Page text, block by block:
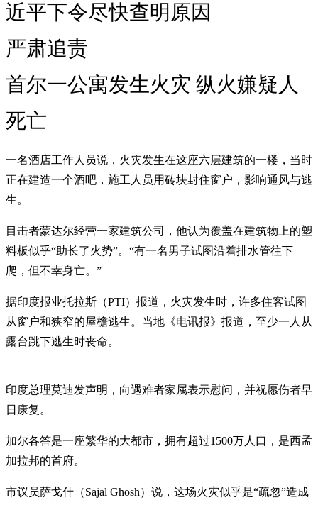
近平下令尽快查明原因
严肃追责
首尔一公寓发生火灾 纵火嫌疑人
死亡
一名酒店工作人员说，火灾发生在这座六层建筑的一楼，当时
正在建造一个酒吧，施工人员用砖块封住窗户，影响通风与逃
生。
目击者蒙达尔经营一家建筑公司，他认为覆盖在建筑物上的塑
料板似乎“助长了火势”。“有一名男子试图沿着排水管往下
爬，但不幸身亡。”
据印度报业托拉斯（PTI）报道，火灾发生时，许多住客试图
从窗户和狭窄的屋檐逃生。当地《电讯报》报道，至少一人从
露台跳下逃生时丧命。
印度总理莫迪发声明，向遇难者家属表示慰问，并祝愿伤者早
日康复。
加尔各答是一座繁华的大都市，拥有超过1500万人口，是西孟
加拉邦的首府。
市议员萨戈什（Sajal Ghosh）说，这场火灾似乎是“疏忽”造成